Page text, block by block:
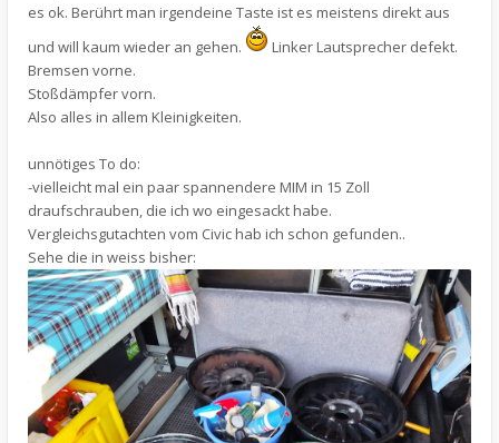
es ok. Berührt man irgendeine Taste ist es meistens direkt aus
und will kaum wieder an gehen.
Linker Lautsprecher defekt.
Bremsen vorne.
Stoßdämpfer vorn.
Also alles in allem Kleinigkeiten.
unnötiges To do:
-vielleicht mal ein paar spannendere MIM in 15 Zoll
draufschrauben, die ich wo eingesackt habe.
Vergleichsgutachten vom Civic hab ich schon gefunden..
Sehe die in weiss bisher: